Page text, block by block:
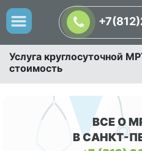
Услуга круглосуточной
стоимость
ВСЕ О
В САНКТ-